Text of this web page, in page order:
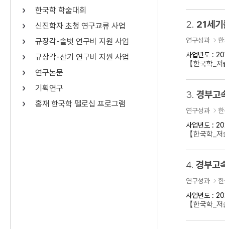
AND
OR 정조 OR 정약용 “정조” 또는 “
료를 검색
한국학 학술대회
신진학자 초청 연구교류 사업
규장각-솔벗 연구비 지원 사업
규장각-산기 연구비 지원 사업
연구논문
기획연구
홍재 한국학 펠로십 프로그램
2. 21세기
연구성과
사업년도 :
【한국학
3. 경부고
연구성과
사업년도 :
【한국학
4. 경부고
연구성과
사업년도 :
【한국학_